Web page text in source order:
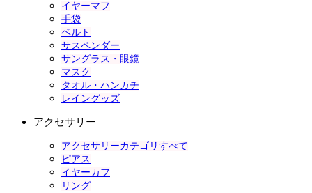
イヤーマフ
手袋
ベルト
サスペンダー
サングラス・眼鏡
マスク
タオル・ハンカチ
レイングッズ
アクセサリー
アクセサリーカテゴリすべて
ピアス
イヤーカフ
リング